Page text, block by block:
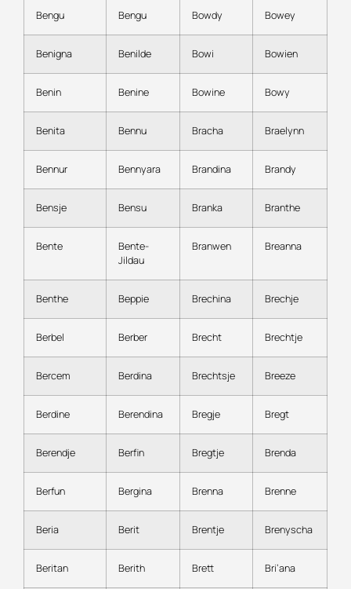
Bengu Bengu Bowdy Bowey
Benigna Benilde Bowi Bowien
Benin Benine Bowine Bowy
Benita Bennu Bracha Braelynn
Bennur Bennyara Brandina Brandy
Bensje Bensu Branka Branthe
Bente
Bente-
Jildau
Branwen Breanna
Benthe Beppie Brechina Brechje
Berbel Berber Brecht Brechtje
Bercem Berdina Brechtsje Breeze
Berdine Berendina Bregje Bregt
Berendje Berfin Bregtje Brenda
Berfun Bergina Brenna Brenne
Beria Berit Brentje Brenyscha
Beritan Berith Brett Bri’ana